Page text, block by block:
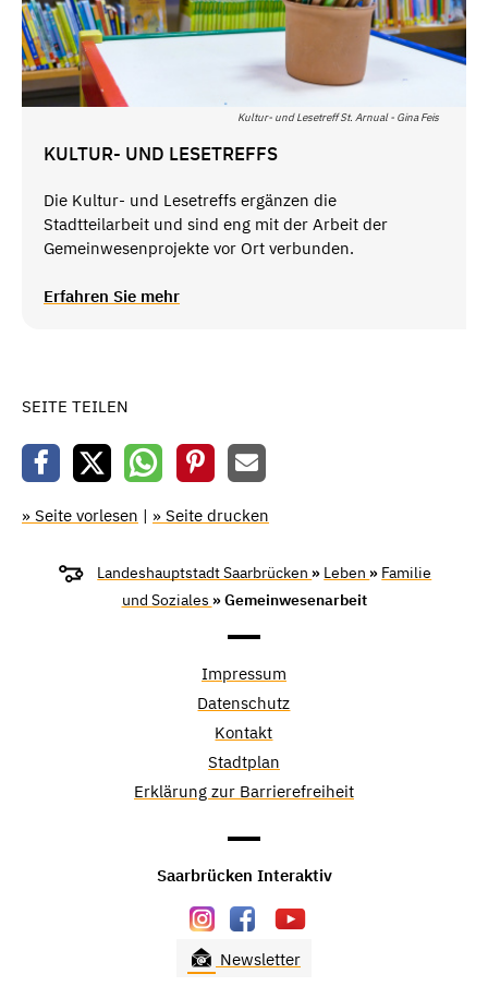
Kultur- und Lesetreff St. Arnual - Gina Feis
KULTUR- UND LESETREFFS
Die Kultur- und Lesetreffs ergänzen die
Stadtteilarbeit und sind eng mit der Arbeit der
Gemeinwesenprojekte vor Ort verbunden.
Erfahren Sie mehr
SEITE TEILEN
» Seite vorlesen | » Seite drucken
Landeshauptstadt Saarbrücken » Leben » Familie
und Soziales » Gemeinwesenarbeit
Impressum
Datenschutz
Kontakt
Stadtplan
Erklärung zur Barrierefreiheit
Saarbrücken Interaktiv
Newsletter